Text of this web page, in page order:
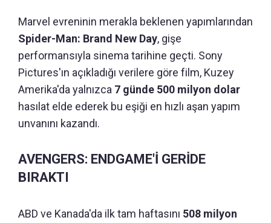
Marvel evreninin merakla beklenen yapımlarından
Spider-Man: Brand New Day, gişe
performansıyla sinema tarihine geçti. Sony
Pictures'ın açıkladığı verilere göre film, Kuzey
Amerika'da yalnızca 7 günde 500 milyon dolar
hasılat elde ederek bu eşiği en hızlı aşan yapım
unvanını kazandı.
AVENGERS: ENDGAME'İ GERİDE
BIRAKTI
ABD ve Kanada'da ilk tam haftasını 508 milyon